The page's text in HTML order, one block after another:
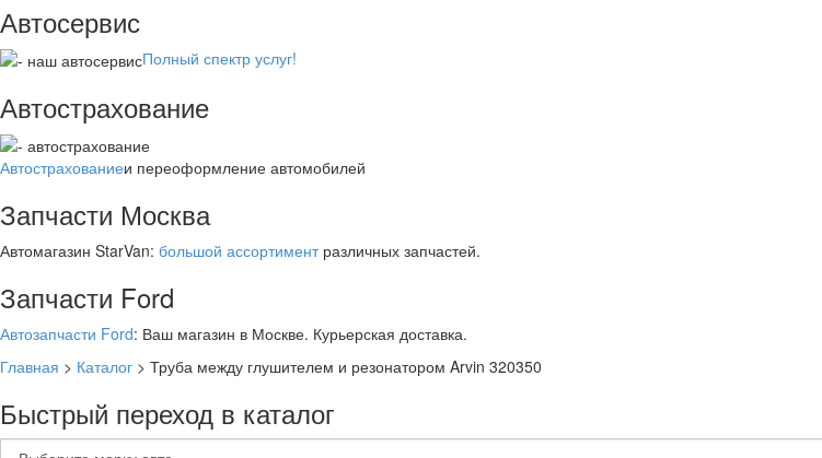
Автосервис
Полный спектр услуг!
Автострахование
Автострахованиеи переоформление автомобилей
Запчасти Москва
Автомагазин StarVan: большой ассортиментразличных запчастей.
Запчасти Ford
Автозапчасти Ford: Ваш магазин в Москве. Курьерская доставка.
Главная > Каталог > Труба между глушителем и резонатором Arvin 320350
Быстрый переход в каталог